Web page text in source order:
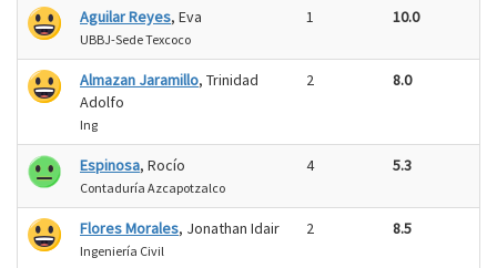
Aguilar Reyes, Eva
UBBJ-Sede Texcoco
1 10.0
Almazan Jaramillo, Trinidad
Adolfo
Ing
2 8.0
Espinosa, Rocío
Contaduría Azcapotzalco
4 5.3
Flores Morales, Jonathan Idair
Ingeniería Civil
2 8.5